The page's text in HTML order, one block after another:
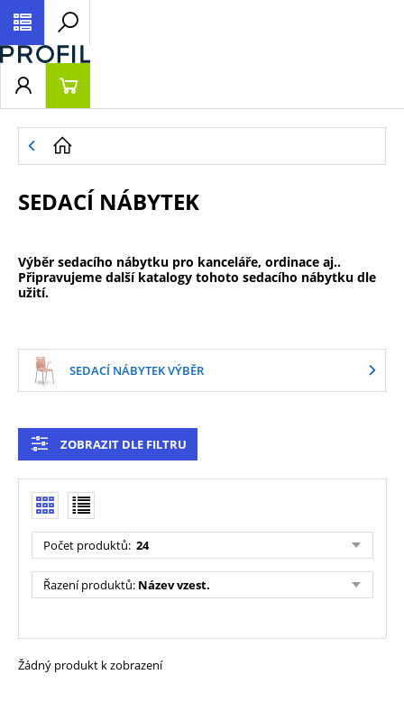
SEDACÍ NÁBYTEK
Výběr sedacího nábytku pro kanceláře, ordinace aj..
Připravujeme další katalogy tohoto sedacího nábytku dle
užití.
SEDACÍ NÁBYTEK VÝBĚR
ZOBRAZIT DLE FILTRU
Počet produktů: 24
Řazení produktů: Název vzest.
Žádný produkt k zobrazení